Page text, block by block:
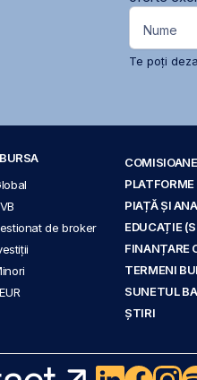
Nume
Te poți
de broker
COMISIOANE
PLATFORME
PIAȚĂ ȘI
EDUCAȚIE
FINANȚARE
TERMENI
SUNETUL
ȘTIRI